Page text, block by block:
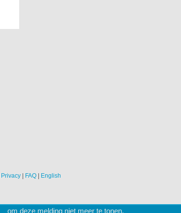
om deze melding niet meer te tonen.
Privacy FAQ English